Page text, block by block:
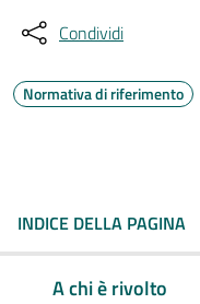
Condividi
Normativa di riferimento
INDICE DELLA PAGINA
A chi è rivolto